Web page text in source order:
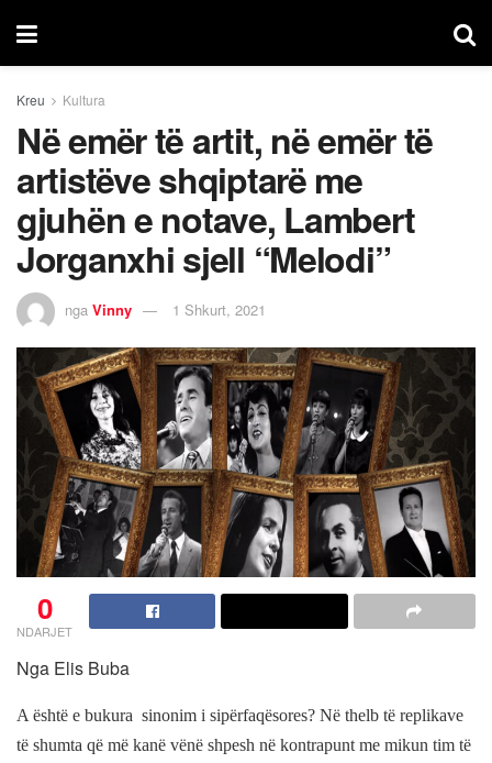
Kreu Kultura
Në emër të artit, në emër të
artistëve shqiptarë me
gjuhën e notave, Lambert
Jorganxhi sjell “Melodi”
nga Vinny 1 Shkurt, 2021
0
NDARJET
Nga Elis Buba
A është e bukura sinonim i sipërfaqësores? Në thelb të replikave
të shumta që më kanë vënë shpesh në kontrapunt me mikun tim të